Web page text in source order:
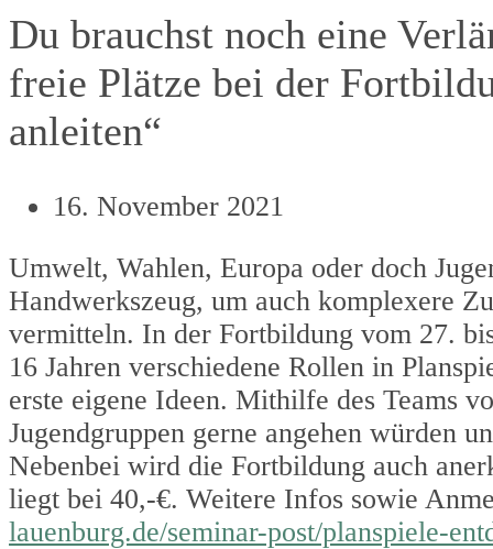
Du brauchst noch eine
freie Plätze bei der
anleiten“
16. November 2021
Umwelt, Wahlen, Europa oder doch
Handwerkszeug, um auch komplexere
vermitteln. In der Fortbildung vom 27.
16 Jahren verschiedene Rollen in
erste eigene Ideen. Mithilfe des Teams
Jugendgruppen gerne angehen würden
Nebenbei wird die Fortbildung auch
liegt bei 40,-€. Weitere Infos sowie
lauenburg.de/seminar-post/planspiele-